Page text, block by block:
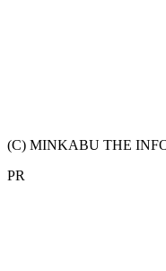
(C) MINKABU THE
PR